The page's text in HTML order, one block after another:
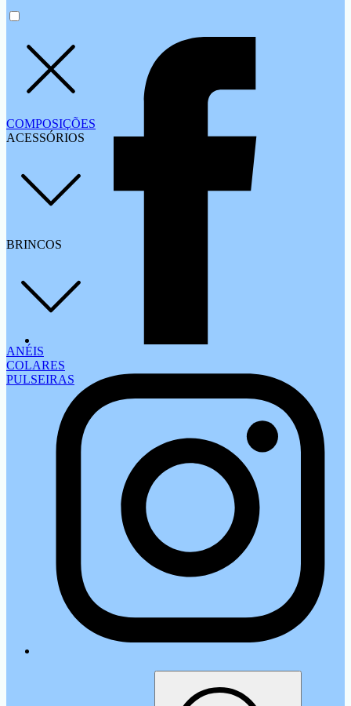
COMPOSIÇÕES
ACESSÓRIOS
BRINCOS
ANÉIS
COLARES
PULSEIRAS